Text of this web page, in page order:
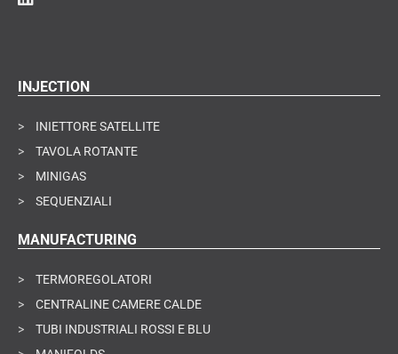
INJECTION
>
INIETTORE SATELLITE
>
TAVOLA ROTANTE
>
MINIGAS
>
SEQUENZIALI
MANUFACTURING
>
TERMOREGOLATORI
>
CENTRALINE CAMERE CALDE
>
TUBI INDUSTRIALI ROSSI E BLU